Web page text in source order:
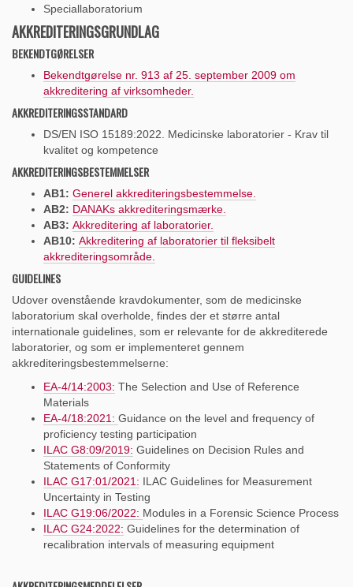
Speciallaboratorium
AKKREDITERINGSGRUNDLAG
BEKENDTGØRELSER
Bekendtgørelse nr. 913 af 25. september 2009 om
akkreditering af virksomheder.
AKKREDITERINGSSTANDARD
DS/EN ISO 15189:2022. Medicinske laboratorier - Krav til
kvalitet og kompetence
AKKREDITERINGSBESTEMMELSER
AB1: Generel akkrediteringsbestemmelse.
AB2: DANAKs akkrediteringsmærke.
AB3: Akkreditering af laboratorier.
AB10: Akkreditering af laboratorier til fleksibelt
akkrediteringsområde.
GUIDELINES
Udover ovenstående kravdokumenter, som de medicinske
laboratorium skal overholde, findes der et større antal
internationale guidelines, som er relevante for de akkrediterede
laboratorier, og som er implementeret gennem
akkrediteringsbestemmelserne:
EA-4/14:2003: The Selection and Use of Reference
Materials
EA-4/18:2021: Guidance on the level and frequency of
proficiency testing participation
ILAC G8:09/2019: Guidelines on Decision Rules and
Statements of Conformity
ILAC G17:01/2021: ILAC Guidelines for Measurement
Uncertainty in Testing
ILAC G19:06/2022: Modules in a Forensic Science Process
ILAC G24:2022: Guidelines for the determination of
recalibration intervals of measuring equipment